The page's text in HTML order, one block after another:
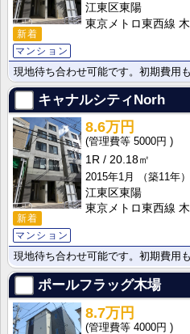
新着
マンション
江東区東陽
東京メトロ東西線
現地待ち合わせ可能です。初期費用
キャナルシティNorh
新着
マンション
8.6万円
5000円
1R
20.18㎡
2015年1月
（築11年）
江東区東陽
東京メトロ東西線
現地待ち合わせ可能です。初期費用
ポールフラッグ木場
8.7万円
4000円